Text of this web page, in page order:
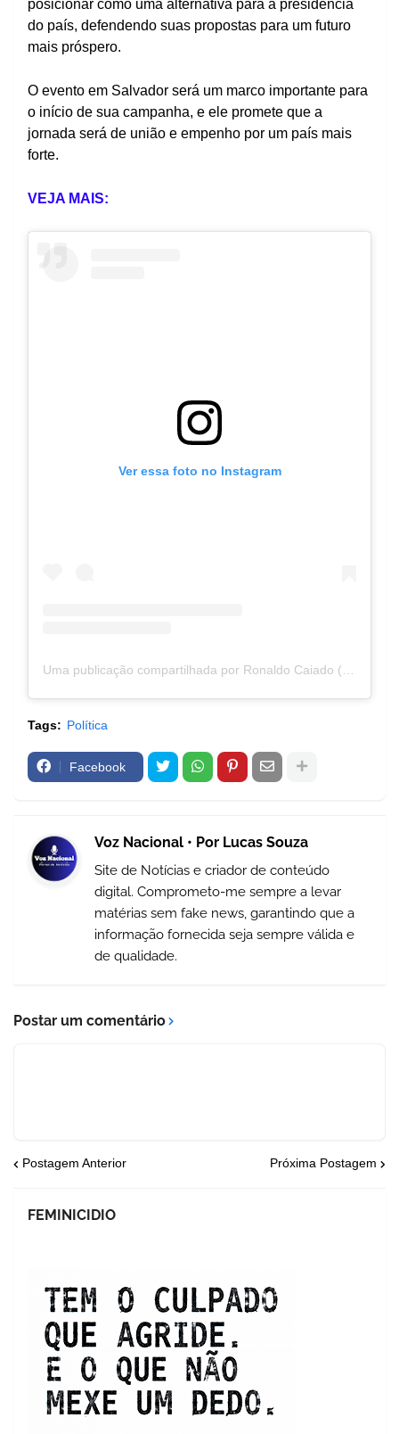
posicionar como uma alternativa para a presidência
do país, defendendo suas propostas para um futuro
mais próspero.
O evento em Salvador será um marco importante para
o início de sua campanha, e ele promete que a
jornada será de união e empenho por um país mais
forte.
VEJA MAIS:
Ver essa foto no Instagram
Tags: Política
Facebook
Voz Nacional • Por Lucas Souza
Site de Notícias e criador de conteúdo
digital. Comprometo-me sempre a levar
matérias sem fake news, garantindo que a
informação fornecida seja sempre válida e
de qualidade.
Postar um comentário
Postagem Anterior Próxima Postagem
FEMINICIDIO